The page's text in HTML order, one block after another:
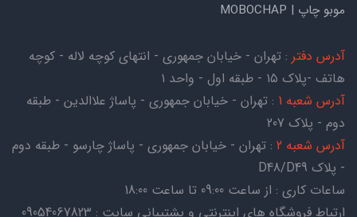
موبو چاپ | MOBOCHAP
آدرس دفتر : تهران - خیابان جمهوری - انتهای کوچه لاله - کوچه
هاتف -پلاک ۱۵ - طبقه اول - واحد ۱
آدرس شعبه 1
: تهران - خیابان جمهوری - پاساژ علاالدین - طبقه
دوم - پلاک 207
آدرس شعبه 2
: تهران - خیابان جمهوری - پاساژ چارسو - طبقه دوم
- پلاک D48/D49
ساعات کاری : از ساعت 09:00 تا ساعت 18:00
ارتباط فروشگاه های اینترنتی و پشتیبانی سایت : 09054067823